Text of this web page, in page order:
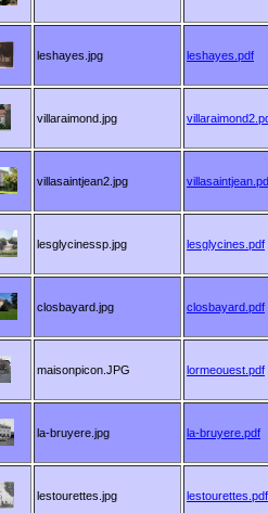
leshayes.jpg leshayes.pdf
villaraimond.jpg
villasaintjean2.jpg
lesglycinessp.jpg lesglycines.pdf
closbayard.jpg closbayard.pdf
maisonpicon.JPG lormeouest.pdf
la-bruyere.jpg la-bruyere.pdf
lestourettes.jpg lestourettes.pdf